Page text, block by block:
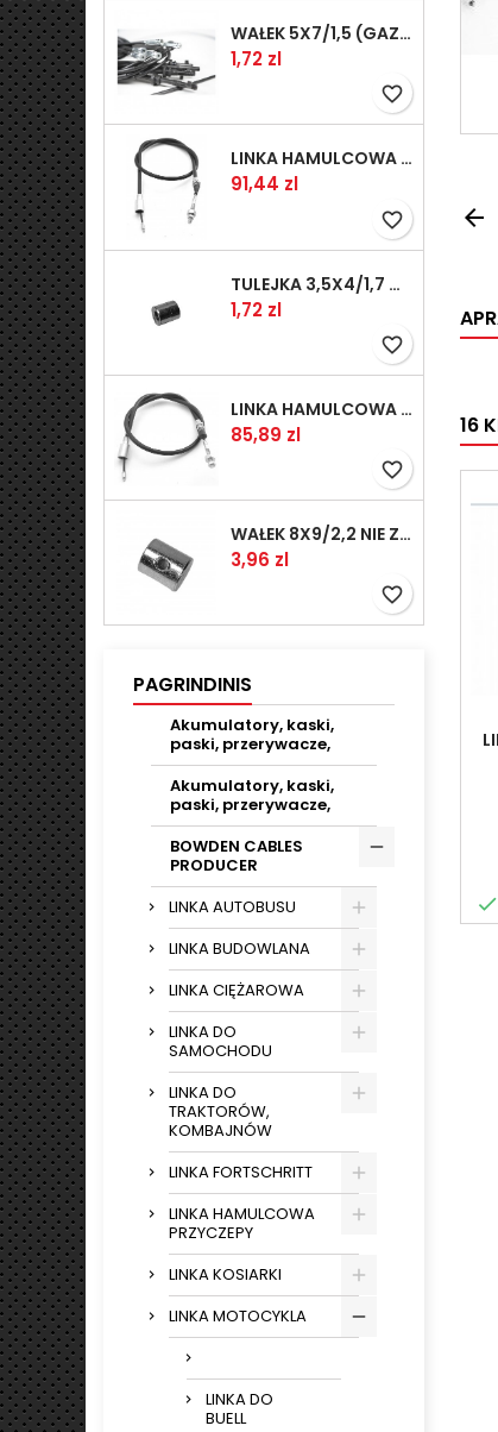
WAŁEK 5X7/1,5 (GAZ WSK)(PR5)
Kaina
1,72 zl
favorite_border
LINKA HAMULCOWA PRZYCZEPY KNOTT 1240/1030 33921-1.11S
Kaina
91,44 zl
favorite_border
TULEJKA 3,5X4/1,7 GAZÓW -OCYNK
Kaina
1,72 zl
favorite_border
LINKA HAMULCOWA PRZYCZEPY KNOTT 1040/830 33921-1.07S
Kaina
85,89 zl
favorite_border
WAŁEK 8X9/2,2 NIE ZAMAWIAĆ
Kaina
3,96 zl
favorite_border
PAGRINDINIS
Akumulatory, kaski,
paski, przerywacze,
Akumulatory, kaski,
paski, przerywacze,
BOWDEN CABLES
PRODUCER
LINKA AUTOBUSU
LINKA BUDOWLANA
LINKA CIĘŻAROWA
LINKA DO
SAMOCHODU
LINKA DO
TRAKTORÓW,
KOMBAJNÓW
LINKA FORTSCHRITT
LINKA HAMULCOWA
PRZYCZEPY
LINKA KOSIARKI
LINKA MOTOCYKLA
LINKA DO
BUELL

16
